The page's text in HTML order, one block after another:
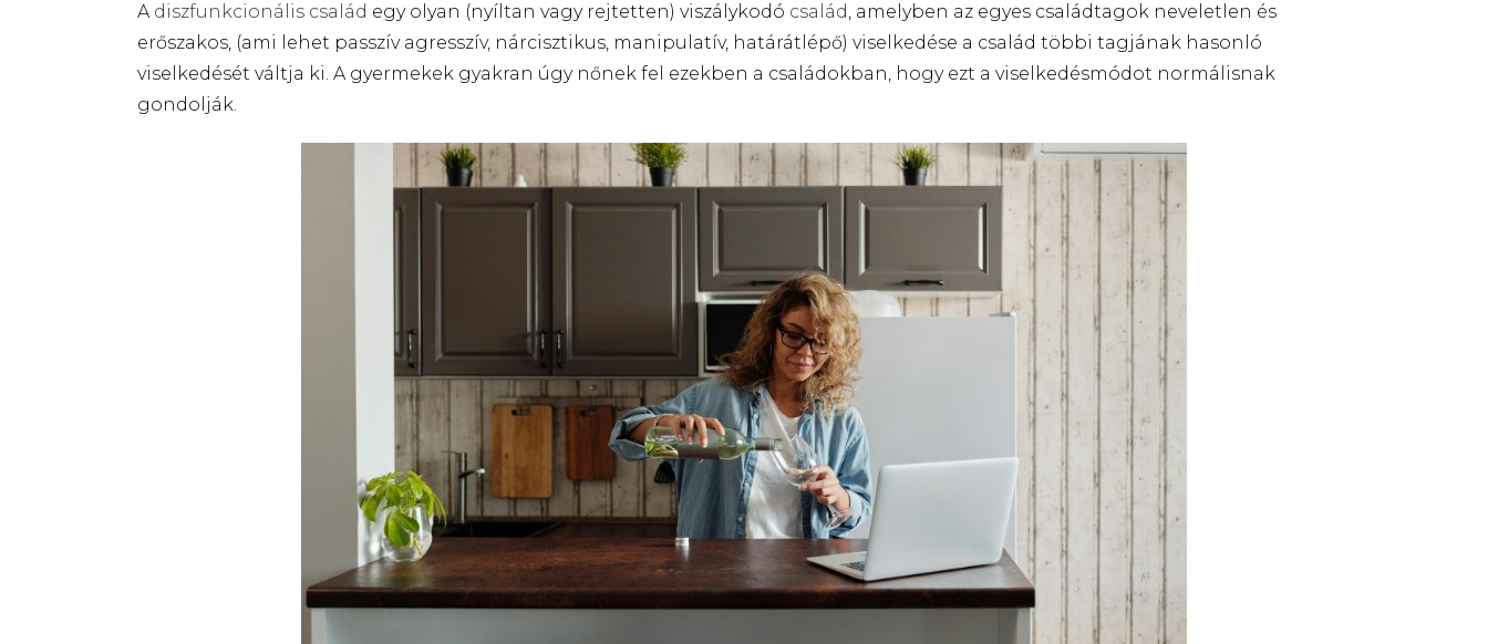
A diszfunkcionális család egy olyan (nyíltan vagy rejtetten) viszálykodó család, amelyben az egyes családtagok neveletlen és
erőszakos, (ami lehet passzív agresszív, nárcisztikus, manipulatív, határátlépő) viselkedése a család többi tagjának hasonló
viselkedését váltja ki. A gyermekek gyakran úgy nőnek fel ezekben a családokban, hogy ezt a viselkedésmódot normálisnak
gondolják.